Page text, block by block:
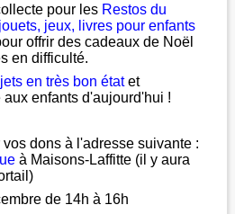
pour les Restos du
jeux, livres pour enfants
offrir des cadeaux de Noël
en difficulté.
en très bon étatet
enfants d'aujourd'hui !
dons à l'adresse suivante :
à Maisons-Laffitte (il y aura
de 14h à 16h